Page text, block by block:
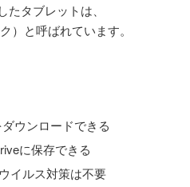
タブレットは、
）と呼ばれています。
ウンロードできる
に保存できる
イルス対策は不要